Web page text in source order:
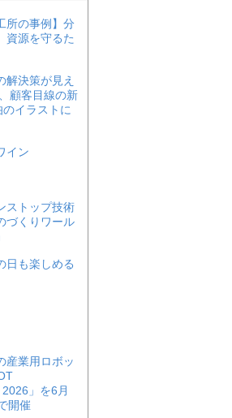
所の事例】分
源を守るた
解決策が見え
顧客目線の新
イラストに
イン
ストップ技術
づくりワール
も楽しめる
産業用ロボッ
」を6月
開催